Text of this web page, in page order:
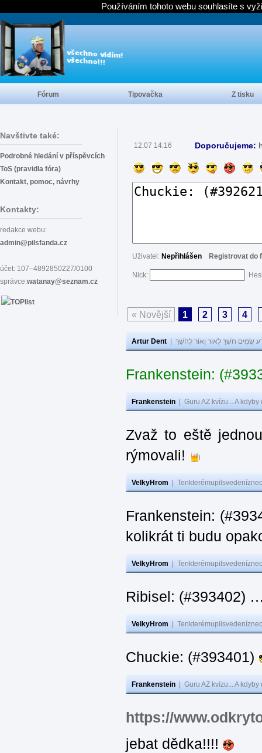
Navštivte také:
Podrobné hledání v příspěvcích
ToS (pravidla fóra)
Kontakt, pomoc, návrhy
Kontakty:
redakce webu:
admin@pilsfanda.cz
účet: 107–4892850227/0100
správce:watanay@seznam.cz
12.07 14:16 Doporučujeme:
Uživatel: Nepřihlášen Registrovat do
Nick:
« Novější 1 2 3 4
Artur Dent שָׂמִים חֹשֶׁךְ לְאוֹר וְאוֹר לְחֹשֶׁךְ
Frankenstein:
Frankenstein Guru AZ kvízu... A
Zvaž to eště
rýmovali!
VelkyHrom
Frankenstein:
kolikrát ti budu
VelkyHrom
Ribisel: (#393402)
VelkyHrom
Chuckie: (#393401)
Frankenstein Guru AZ kvízu... A
https://
jebat dědka!!!!
Fórum Tipovačka Z tisku
Používáním tohoto webu souhlasíte s